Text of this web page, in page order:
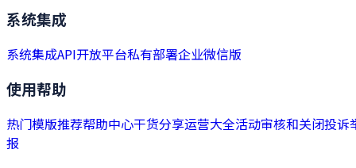
系统集成
系统集成API开放平台私有部署企业微信版
使用帮助
热门模版推荐帮助中心干货分享运营大全活动审核和关闭投诉
报